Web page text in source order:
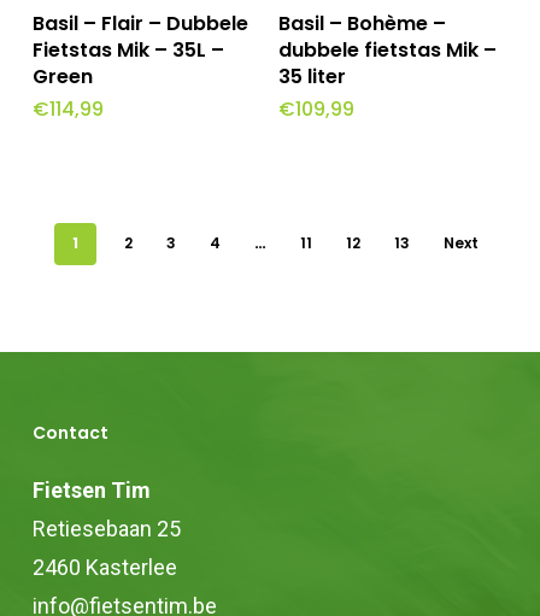
Toevoegen Aan
Winkelwagen
Basil – Flair – Dubbele
Fietstas Mik – 35L –
Green
€114,99
Opties Selecteren
product
heeft
meerdere
optie
worden
Basil – Bohème –
dubbele fietstas Mik –
35 liter
€109,99
1 2 3 4 … 11 12 13 Next
Contact
Fietsen Tim
Retiesebaan 25
2460 Kasterlee
info@fietsentim.be